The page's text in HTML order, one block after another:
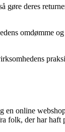
deres
omdømme
online
folk, der har haft